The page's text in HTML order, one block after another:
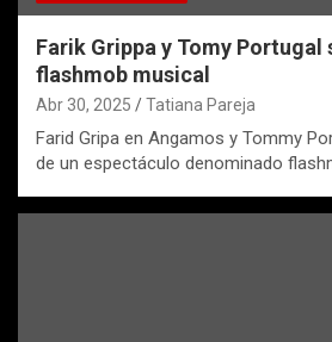
Farik Grippa y Tomy Portugal
flashmob musical
Abr 30, 2025 Tatiana Pareja
Farid Gripa en Angamos y Tommy
de un espectáculo denominado